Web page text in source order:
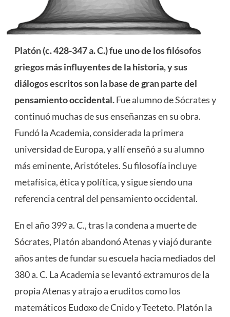
Platón (c. 428-347 a. C.) fue uno de losfilósofos
griegosmás influyentes de la historia, y sus
diálogos escritos son la base de gran parte del
pensamiento occidental.Fue alumno deSócratesy
continuó muchas de sus enseñanzas en su obra.
Fundó la Academia, considerada la primera
universidad de Europa, y allí enseñó a su alumno
más eminente,Aristóteles. Sufilosofía incluye
metafísica, ética y política, y sigue siendo una
referencia central del pensamiento occidental.
En el año 399 a. C., tras la condena a muerte de
Sócrates, Platón abandonó Atenas y viajó durante
años antes de fundar su escuela hacia mediados del
380 a. C. La Academia se levantó extramuros de la
propia Atenas y atrajo a eruditos como los
matemáticos Eudoxo de Cnido y Teeteto. Platón la